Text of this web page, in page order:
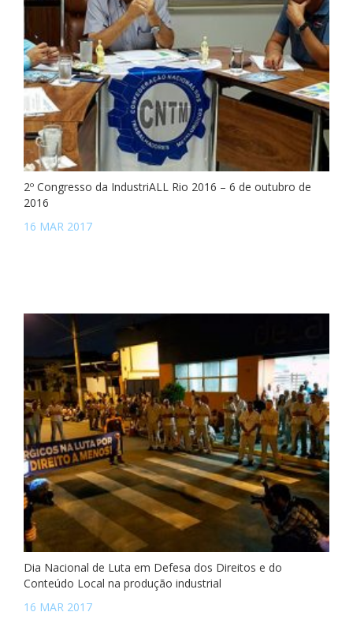
2º Congresso da IndustriALL Rio 2016 – 6 de outubro de
2016
16 MAR 2017
Dia Nacional de Luta em Defesa dos Direitos e do
Conteúdo Local na produção industrial
16 MAR 2017